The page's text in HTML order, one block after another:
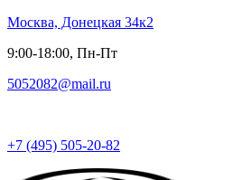
Москва, Донецкая 34к2
9:00-18:00, Пн-Пт
5052082@mail.ru
+7 (495) 505-20-82